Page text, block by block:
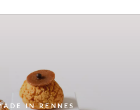
IN RENNES